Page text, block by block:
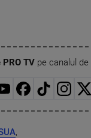
TVpe canalul de
,